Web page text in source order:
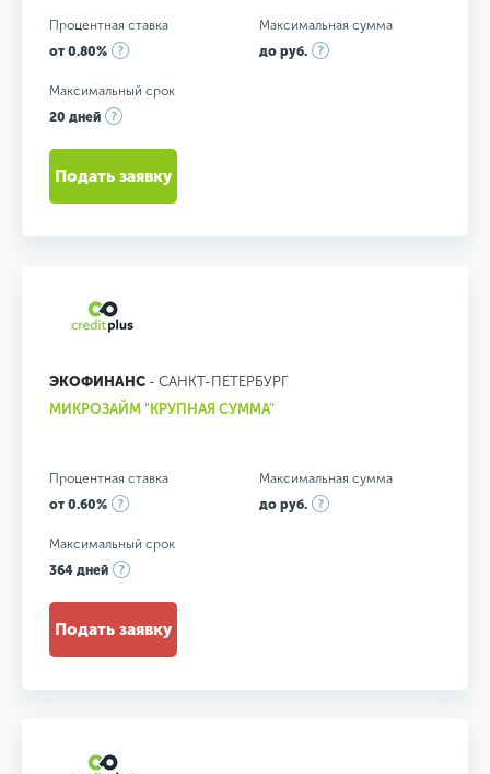
Процентная ставка
от 0.80%
Максимальная сумма
до руб.
Максимальный срок
20 дней
Подать заявку
ЭКОФИНАНС - САНКТ-ПЕТЕРБУРГ
МИКРОЗАЙМ "КРУПНАЯ СУММА"
Процентная ставка
от 0.60%
Максимальная сумма
до руб.
Максимальный срок
364 дней
Подать заявку